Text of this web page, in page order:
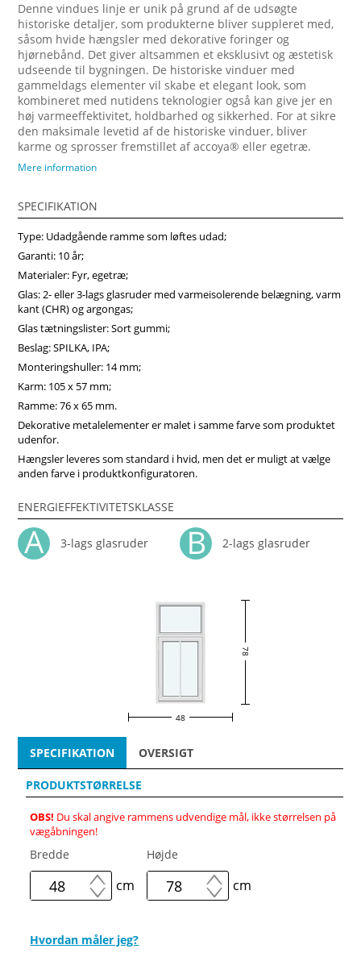
Denne vindues linje er unik på grund af de udsøgte
historiske detaljer, som produkterne bliver suppleret med,
såsom hvide hængsler med dekorative foringer og
hjørnebånd. Det giver altsammen et eksklusivt og æstetisk
udseende til bygningen. De historiske vinduer med
gammeldags elementer vil skabe et elegant look, som
kombineret med nutidens teknologier også kan give jer en
høj varmeeffektivitet, holdbarhed og sikkerhed. For at sikre
den maksimale levetid af de historiske vinduer, bliver
karme og sprosser fremstillet af accoya® eller egetræ.
Vinduer Sidehængt Combi tilbyder et endnu bredere valg af
Alle vinduesrammer åbner udad i en vinkel på 90 grader.
Ved at udstyre dem med åbningsvinkelbegrænser, kan
sikkerheden under ventilation øges. Vinduesbeslag af høj
kvalitet sikrer langsigtet holdbarhed af sidehængte vinduer.
Uanset udstyr har disse vinduer god varmeisolering og
modstand mod deformation. Vinduerne kan være forsynet
med et specielt glas for at give dem yderligere beskyttelse
mod solinduceret varme, mod risiko for brud, eller øget
lydisoleringsniveau.Vores trævinduer er ikke bare inventar,
men investeringer i dit hjems effektivitet, komfort og
æstetiske appel. Vi anbefaler at vælge vores produkter fra
midten af træ, som vil sikre større produktstabilitet,
holdbarhed og i høj grad forlænge produktets levetid. Køb
vinduer i Vinduerpro onlinebutik til billige priser. Vi sikrer
høj sidehængt combi vindue kvalitet og hurtig levering.
Mere information
SPECIFIKATION
Type: Udadgående ramme som løftes udad;
Garanti: 10 år;
Materialer: Fyr, egetræ;
Glas: 2- eller 3-lags glasruder med varmeisolerende belægning, varm
kant (CHR) og argongas;
Glas tætningslister: Sort gummi;
Beslag: SPILKA, IPA;
Monteringshuller: 14 mm;
Karm: 105 x 57 mm;
Ramme: 76 x 65 mm.
Dekorative metalelementer er malet i samme farve som produktet
udenfor.
Hængsler leveres som standard i hvid, men det er muligt at vælge
anden farve i produktkonfiguratoren.
ENERGIEFFEKTIVITETSKLASSE
3-lags glasruder 2-lags glasruder
78
48
SPECIFIKATION OVERSIGT
PRODUKTSTØRRELSE
OBS! Du skal angive rammens udvendige mål, ikke størrelsen på
vægåbningen!
Bredde
cm
Højde
cm
Hvordan måler jeg?